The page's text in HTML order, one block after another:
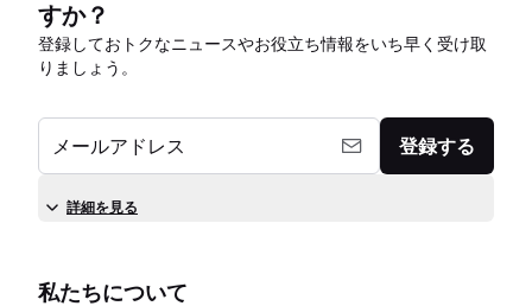
すか？
登録しておトクなニュースやお役立ち情報をいち早く受け取
りましょう。
メールアドレス 登録する
詳細を見る
私たちについて